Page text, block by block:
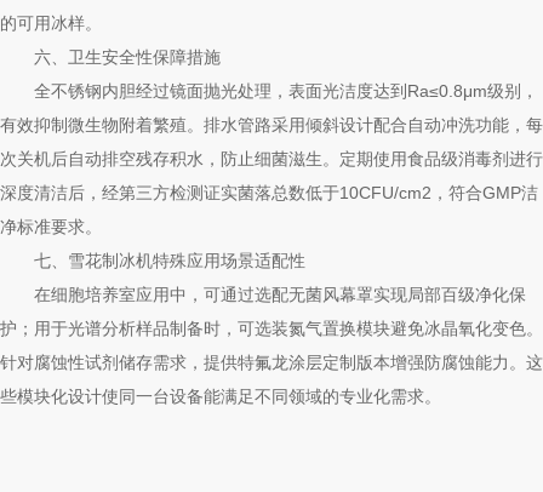
的可用冰样。
六、卫生安全性保障措施
全不锈钢内胆经过镜面抛光处理，表面光洁度达到Ra≤0.8μm级别，
有效抑制微生物附着繁殖。排水管路采用倾斜设计配合自动冲洗功能，每
次关机后自动排空残存积水，防止细菌滋生。定期使用食品级消毒剂进行
深度清洁后，经第三方检测证实菌落总数低于10CFU/cm2，符合GMP洁
净标准要求。
七、雪花制冰机特殊应用场景适配性
在细胞培养室应用中，可通过选配无菌风幕罩实现局部百级净化保
护；用于光谱分析样品制备时，可选装氮气置换模块避免冰晶氧化变色。
针对腐蚀性试剂储存需求，提供特氟龙涂层定制版本增强防腐蚀能力。这
些模块化设计使同一台设备能满足不同领域的专业化需求。